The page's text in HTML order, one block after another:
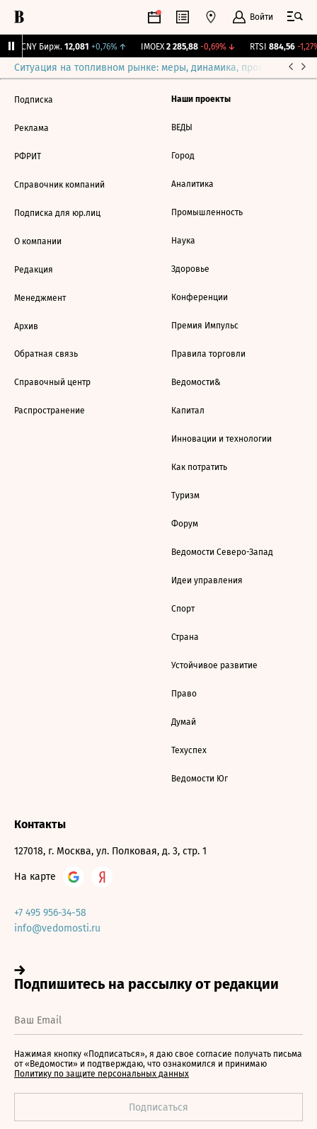
Войти
CNY Бирж. 12,081 +0,76%↑ IMOEX 2 285,88 -0,69%↓ RTSI 884,56 -1,27%
Ситуация на топливном рынке: меры, динамика, прогнозы
Подписка
Реклама
РФРИТ
Справочник компаний
Подписка для юр.лиц
О компании
Редакция
Менеджмент
Архив
Обратная связь
Справочный центр
Распространение
Наши проекты
ВЕДЫ
Город
Аналитика
Промышленность
Наука
Здоровье
Конференции
Премия Импульс
Правила торговли
Ведомости&
Капитал
Инновации и технологии
Как потратить
Туризм
Форум
Ведомости Северо-Запад
Идеи управления
Спорт
Страна
Устойчивое развитие
Право
Думай
Техуспех
Ведомости Юг
Контакты
127018, г. Москва, ул. Полковая, д. 3, стр. 1
На карте
+7 495 956-34-58
info@vedomosti.ru
Нажимая кнопку «Подписаться», я даю свое согласие получать письма
от «Ведомости» и подтверждаю, что ознакомился и принимаю
Политику по защите персональных данных